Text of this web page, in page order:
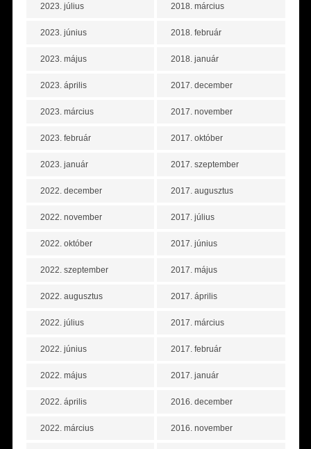
2023. július
2023. június
2023. május
2023. április
2023. március
2023. február
2023. január
2022. december
2022. november
2022. október
2022. szeptember
2022. augusztus
2022. július
2022. június
2022. május
2022. április
2022. március
2018. március
2018. február
2018. január
2017. december
2017. november
2017. október
2017. szeptember
2017. augusztus
2017. július
2017. június
2017. május
2017. április
2017. március
2017. február
2017. január
2016. december
2016. november